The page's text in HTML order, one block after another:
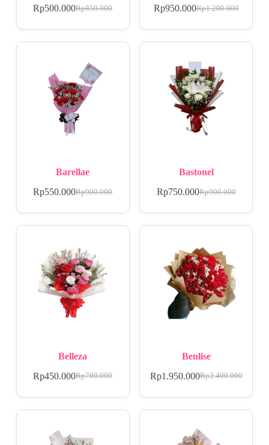
Rp850.000
Rp500.000 Rp1.200.000
Rp950.000
Barellae
Rp900.000
Rp550.000
Bastonel
Rp900.000
Rp750.000
Belleza
Rp700.000
Rp450.000
Benlise
Rp2.400.000
Rp1.950.000